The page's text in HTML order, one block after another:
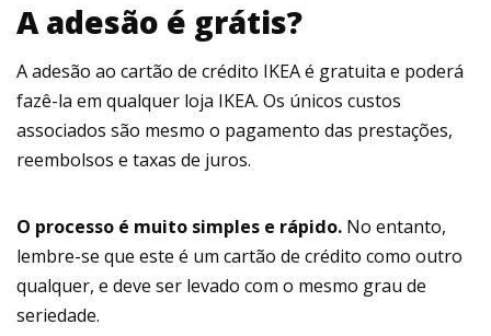
A adesão é grátis?
A adesão ao cartão de crédito IKEA é gratuita e poderá
fazê-la em qualquer loja IKEA. Os únicos custos
associados são mesmo o pagamento das prestações,
reembolsos e taxas de juros.
O processo é muito simples e rápido. No entanto,
lembre-se que este é um cartão de crédito como outro
qualquer, e deve ser levado com o mesmo grau de
seriedade.